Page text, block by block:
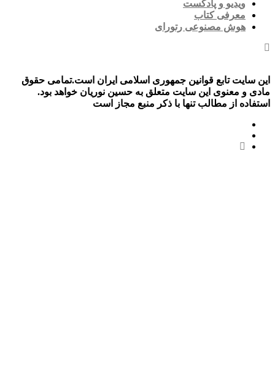
ویدیو و پادکست
معرفی کتاب
هوش مصنوعی رتورای
این سایت تابع قوانین جمهوری اسلامی ایران است.تمامی حقوق
مادی و معنوی این سایت متعلق به حسین نوریان خواهد بود.
استفاده از مطالب تنها با ذکر منبع مجاز است